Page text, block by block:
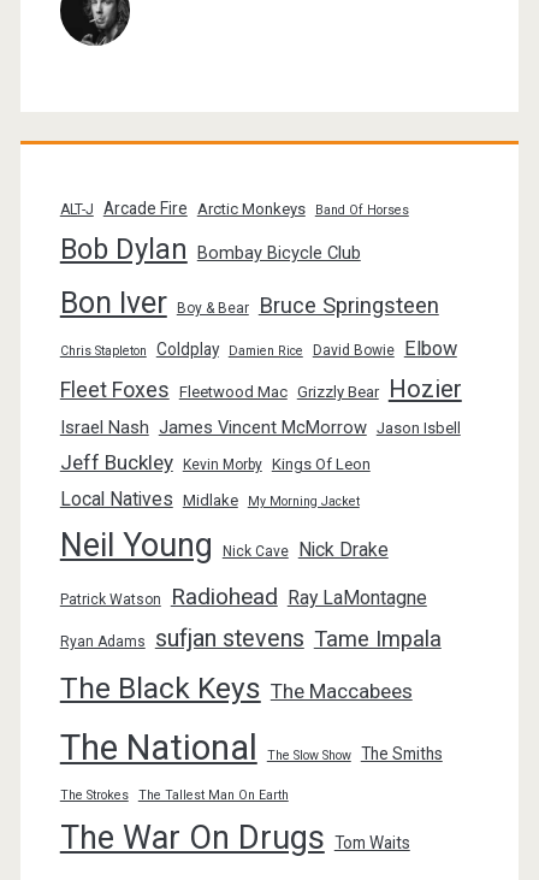
ALT-J Arcade Fire Arctic Monkeys Band Of Horses
Bob Dylan Bombay Bicycle Club
Bon Iver Boy & Bear Bruce Springsteen
Chris Stapleton Coldplay Damien Rice David Bowie Elbow
Fleet Foxes Fleetwood Mac Grizzly Bear Hozier
Israel Nash James Vincent McMorrow Jason Isbell
Jeff Buckley Kevin Morby Kings Of Leon
Local Natives Midlake My Morning Jacket
Neil Young Nick Cave Nick Drake
Patrick Watson Radiohead Ray LaMontagne
Ryan Adams sufjan stevens Tame Impala
The Black Keys The Maccabees
The National The Slow Show The Smiths
The Strokes The Tallest Man On Earth
The War On Drugs Tom Waits